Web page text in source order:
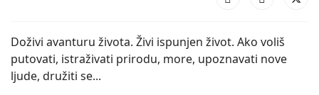
Doživi avanturu života. Živi ispunjen život. Ako voliš
putovati, istraživati prirodu, more, upoznavati nove
ljude, družiti se...